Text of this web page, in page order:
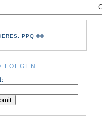
PPQ ®©
FOLGEN